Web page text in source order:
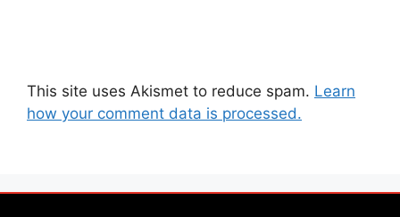
This site uses Akismet to reduce spam. Learn
how your comment data is processed.